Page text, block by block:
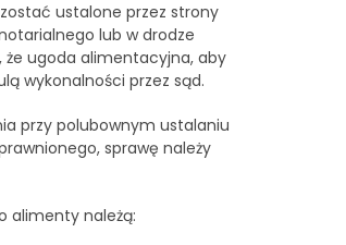
ustalone przez strony
lub w drodze
ugoda alimentacyjna, aby
wykonalności przez sąd.
przy polubownym ustalaniu
sprawę należy
alimenty należą: